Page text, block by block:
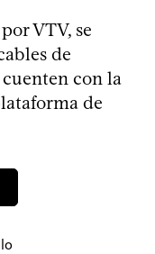
VTV, se
de
con la
de